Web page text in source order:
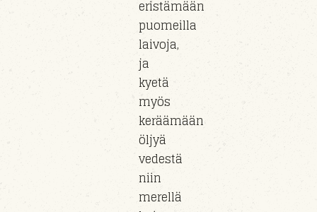
eristämään
puomeilla
laivoja,
ja
kyetä
myös
keräämään
öljyä
vedestä
niin
merellä